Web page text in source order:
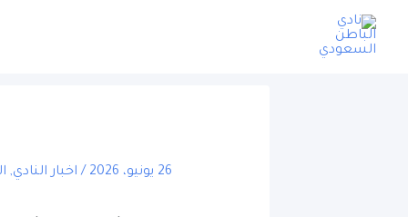
تخطي
26 يونيو، 2026 / اخبار النادي,